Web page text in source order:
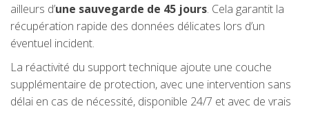
ailleurs d’une sauvegarde de 45 jours. Cela garantit la
récupération rapide des données délicates lors d’un
éventuel incident.
La réactivité du support technique ajoute une couche
supplémentaire de protection, avec une intervention sans
délai en cas de nécessité, disponible 24/7 et avec de vrais